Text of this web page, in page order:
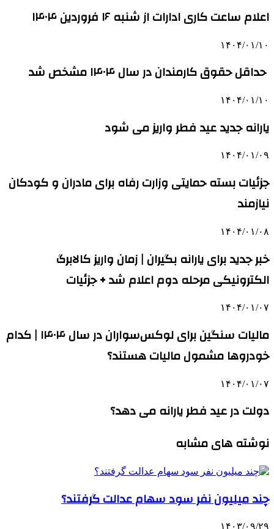
اعلام ساعت کاری ادارات از شنبه ۱۶ فروردین ۱۴۰۴
۱۴۰۴/۰۱/۱۰
حداقل حقوق کارمندان در سال ۱۴۰۴ مشخص شد
۱۴۰۴/۰۱/۱۰
یارانه جدید عید فطر واریز می شود
۱۴۰۴/۰۱/۰۹
جزئیات بسته حمایتی وزارت رفاه برای مادران و کودکان
نیازمند
۱۴۰۴/۰۱/۰۸
خبر جدید برای یارانه بگیران | زمان واریز کالابرگ
الکترونیکی مرحله دوم اعلام شد + جزئیات
۱۴۰۴/۰۱/۰۷
مالیات سنگین برای لوکس‌سواران در سال ۱۴۰۴ | کدام
خودروها مشمول مالیات هستند؟
۱۴۰۴/۰۱/۰۷
دولت در عید فطر یارانه می دهد؟
نوشته های مشابه
چند میلیون نفر سود سهام عدالت گرفتند؟
۱۴۰۳/۰۹/۲۹